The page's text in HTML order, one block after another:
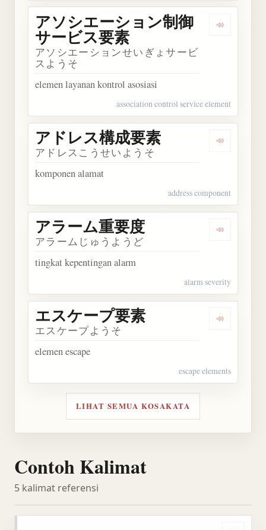
アソシエーション制御
サービス要素
アソシエーションせいぎょサービ
スようそ
elemen layanan kontrol asosiasi
association control service element
Dengarkan
アドレス構成要素
アドレスこうせいようそ
komponen alamat
address component
Dengarkan
アラーム重要度
アラームじゅうようど
tingkat kepentingan alarm
alarm severity
Dengarkan
エスケープ要素
エスケープようそ
elemen escape
escape elements
LIHAT SEMUA KOSAKATA
Contoh Kalimat
5 kalimat referensi